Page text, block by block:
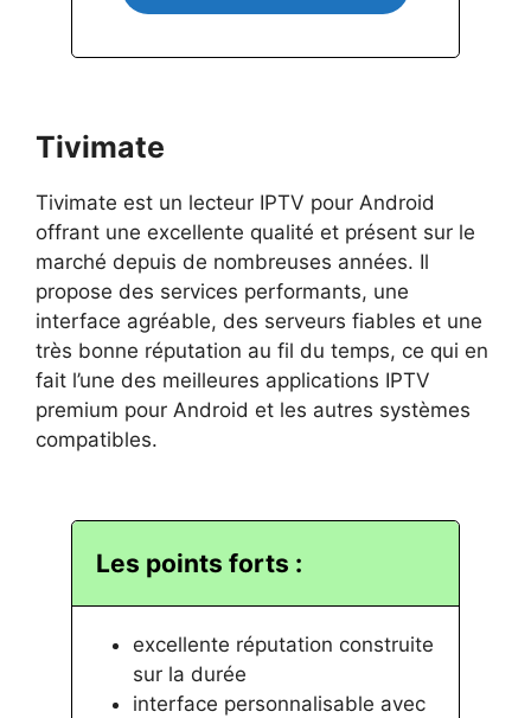
Tivimate
Tivimate est un lecteur IPTV pour Android
offrant une excellente qualité et présent sur le
marché depuis de nombreuses années. Il
propose des services performants, une
interface agréable, des serveurs fiables et une
très bonne réputation au fil du temps, ce qui en
fait l’une des meilleures applications IPTV
premium pour Android et les autres systèmes
compatibles.
Les points forts :
excellente réputation construite
sur la durée
interface personnalisable avec